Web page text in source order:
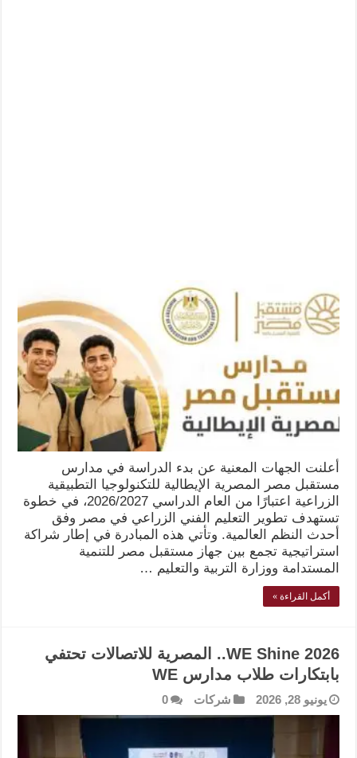
أعلنت الجهات المعنية عن بدء الدراسة في مدارس
مستقبل مصر المصرية الإيطالية للتكنولوجيا التطبيقية
الزراعية اعتبارًا من العام الدراسي 2026/2027، في خطوة
تستهدف تطوير التعليم الفني الزراعي في مصر وفق
أحدث النظم العالمية. وتأتي هذه المبادرة في إطار شراكة
استراتيجية تجمع بين جهاز مستقبل مصر للتنمية
المستدامة ووزارة التربية والتعليم …
أكمل القراءة »
WE Shine 2026.. المصرية للاتصالات تحتفي
بابتكارات طلاب مدارس WE
يونيو 28, 2026 شركات 0